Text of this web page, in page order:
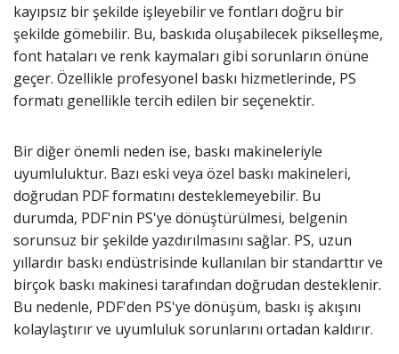
kayıpsız bir şekilde işleyebilir ve fontları doğru bir
şekilde gömebilir. Bu, baskıda oluşabilecek pikselleşme,
font hataları ve renk kaymaları gibi sorunların önüne
geçer. Özellikle profesyonel baskı hizmetlerinde, PS
formatı genellikle tercih edilen bir seçenektir.
Bir diğer önemli neden ise, baskı makineleriyle
uyumluluktur. Bazı eski veya özel baskı makineleri,
doğrudan PDF formatını desteklemeyebilir. Bu
durumda, PDF'nin PS'ye dönüştürülmesi, belgenin
sorunsuz bir şekilde yazdırılmasını sağlar. PS, uzun
yıllardır baskı endüstrisinde kullanılan bir standarttır ve
birçok baskı makinesi tarafından doğrudan desteklenir.
Bu nedenle, PDF'den PS'ye dönüşüm, baskı iş akışını
kolaylaştırır ve uyumluluk sorunlarını ortadan kaldırır.